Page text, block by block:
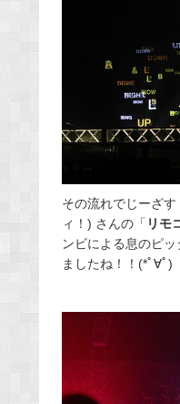
その流れでじーざ
ィ！) さんの「 リモ
ンビによる息のピ
ましたね！！(*ﾟ∀ﾟ)